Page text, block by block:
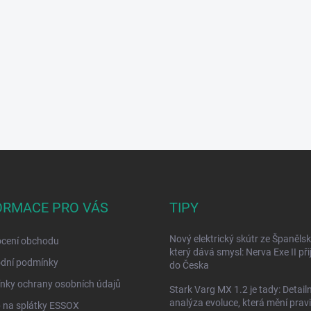
PRO VÁS
obchodu
podmínky
ochrany osobních údajů
na splátky ESSOX
TIPY
Nový elektrický skútr ze
který dává smysl: Nerva Exe II
do Česka
Stark Varg MX 1.2 je tady:
analýza evoluce, která mění